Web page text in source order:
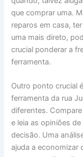
que comprar uma.
reparos em casa,
uma mais direto,
crucial ponderar a
ferramenta.
Outro ponto crucial
ferramenta da rua
diferentes.
e leia as opiniões
decisão. Uma
ajuda a economizar